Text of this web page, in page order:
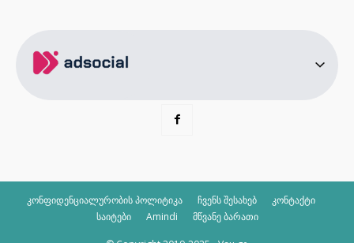
კონფიდენციალურობის პოლიტიკა ჩვენს შესახებ
კონტაქტი
საიტები
Amindi მწვანე ბარათი